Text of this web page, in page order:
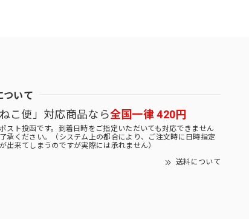
ついて
ねこ便」対応商品なら全国一律 420円
スト投函です。到着日時をご指定いただいても対応できません
承ください。（システム上の都合により、ご注文時に日時指定
出来てしまうのですが実際には承れません）
送料について